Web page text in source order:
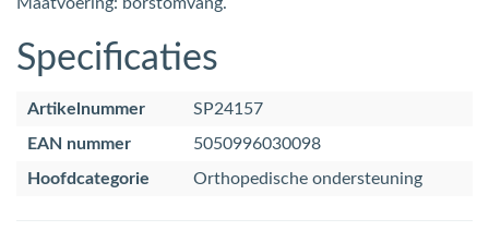
Specificaties
Artikelnummer
SP24157
EAN nummer
5050996030098
Hoofdcategorie
Orthopedische ondersteuning